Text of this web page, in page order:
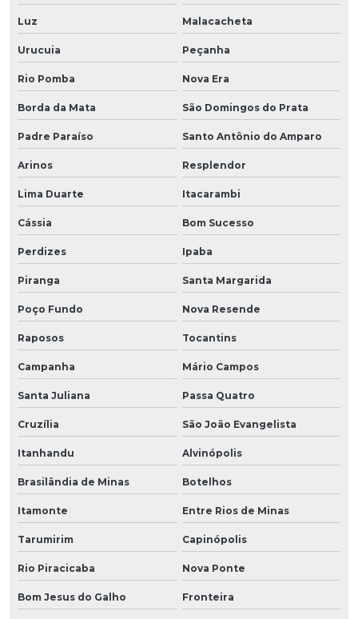
Luz Malacacheta
Urucuia Peçanha
Rio Pomba Nova Era
Borda da Mata São Domingos do Prata
Padre Paraíso Santo Antônio do Amparo
Arinos Resplendor
Lima Duarte Itacarambi
Cássia Bom Sucesso
Perdizes Ipaba
Piranga Santa Margarida
Poço Fundo Nova Resende
Raposos Tocantins
Campanha Mário Campos
Santa Juliana Passa Quatro
Cruzília São João Evangelista
Itanhandu Alvinópolis
Brasilândia de Minas Botelhos
Itamonte Entre Rios de Minas
Tarumirim Capinópolis
Rio Piracicaba Nova Ponte
Bom Jesus do Galho Fronteira